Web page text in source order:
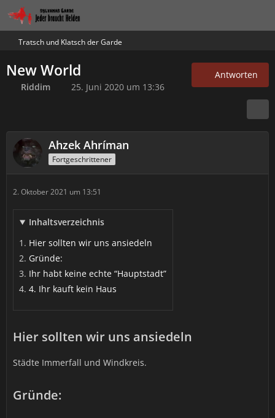
Tratsch und Klatsch der Garde
New World
Riddim 25. Juni 2020 um 13:36
Antworten
Ahzek Ahríman
Fortgeschrittener
2. Oktober 2021 um 13:51
Inhaltsverzeichnis
Hier sollten wir uns ansiedeln
Gründe:
Ihr habt keine echte “Hauptstadt”
4. Ihr kauft kein Haus
Hier sollten wir uns ansiedeln
Städte Immerfall und Windkreis.
Gründe: